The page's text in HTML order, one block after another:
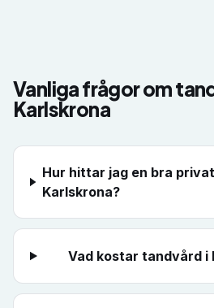
Vanliga frågor om
Karlskrona
Hur hittar jag en bra
Karlskrona?
Vad kostar tandvård i